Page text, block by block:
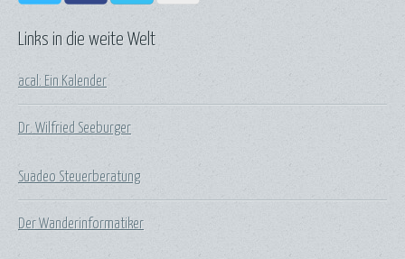
Links in die weite Welt
acal: Ein Kalender
Dr. Wilfried Seeburger
Suadeo Steuerberatung
Der Wanderinformatiker